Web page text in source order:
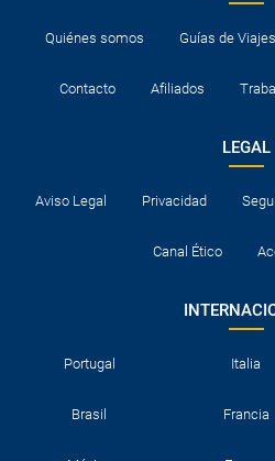
Quiénes somos Guías de Viajes
Contacto Afiliados
LEGAL
Aviso Legal Privacidad
Canal Ético
Portugal Italia
Brasil Francia